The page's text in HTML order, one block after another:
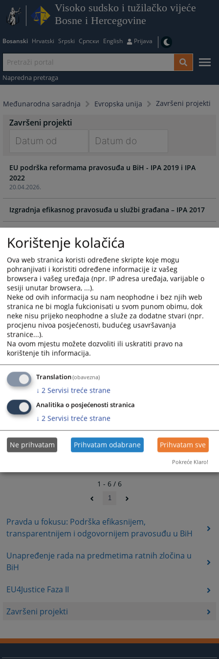
Visoko sudsko i tužilačko vijeće
Bosne i Hercegovine
Bosanski Hrvatski Srpski Српски English Prijava
Napredna pretraga
Međunarodna saradnja Evropska unija Završeni projekti
Pravda u fokusu: Podrška efikasnijem,
transparentnijem i odgovornijem pravosuđu u BiH
Unapređenje rada na predmetima ratnih zločina u
BiH
EU4Justice Faza II
Završeni projekti
Završeni projekti
forward
to
interact
with
the
calendar
select
date.
Press
the
question
mark
key
to
get
the
keyboard
shortcuts
for
changing
dates.
forward
with
the
calendar
select
date.
Press
the
question
mark
key
to
get
keyboard
shortcuts
for
changing
dates.
20.04.2026.
EU podrška reformama pravosuđa u BiH - IPA 2019 i IPA
2022
Izgradnja efikasnog pravosuđa u službi građana – IPA 2017
informacijskog sistema – IPA 2013
Konsolidacija i dalji razvoj pravosudnog komunikacijskog i
informacijskog sistema – IPA 2012
Podrška pravosuđu Bosne i Hercegovine – IPA 2009
Nabavka IKT opreme za pravosudne institucije u BiH - IPA
2008
1 - 6 / 6
1
Korištenje kolačića
Ova web stranica koristi određene skripte koje mogu
pohranjivati i koristiti određene informacije iz vašeg
browsera i vašeg uređaja (npr. IP adresa uređaja, varijable o
sesiji unutar browsera, ...).
Neke od ovih informacija su nam neophodne i bez njih web
stranica ne bi mogla fukcionisati u svom punom obimu, dok
neke nisu prijeko neophodne a služe za dodatne stvari (npr.
procjenu nivoa posjećenosti, budućeg usavršavanja
stranice...).
Na ovom mjestu možete dozvoliti ili uskratiti pravo na
korištenje tih informacija.
Translation(obavezna)
↓ 2 Servisi treće strane
Analitika o posjećenosti stranica
↓ 2 Servisi treće strane
Ne prihvatam Prihvatam odabrane Prihvatam sve
Pokreće Klaro!